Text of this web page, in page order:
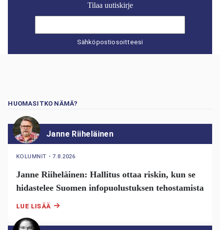
Tilaa uutiskirje
Sähköpostiosoitteesi
HUOMASITKO NÄMÄ?
Janne Riiheläinen
KOLUMNIT ・7.8.2026
Janne Riiheläinen: Hallitus ottaa riskin, kun se
hidastelee Suomen infopuolustuksen tehostamista
LUE LISÄÄ